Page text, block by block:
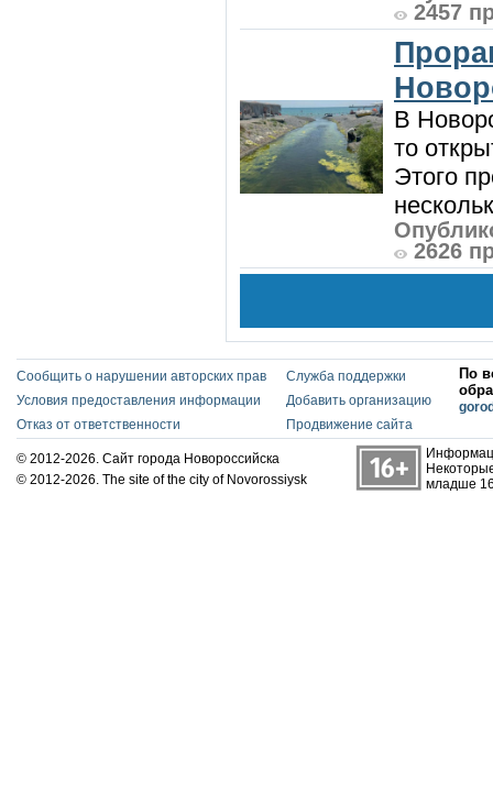
2457
В
то
Этого
2626
Сообщить о нарушении авторских прав
Условия предоставления информации
Отказ от ответственности
Служба поддержки
Добавить организацию
Продвижение сайта
По
© 2012-2026. Сайт города Новороссийска
© 2012-2026. The site of the city of Novorossiysk
младше